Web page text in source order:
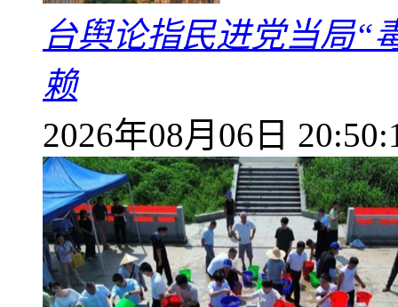
台舆论指民进党当局“
赖
2026年08月06日